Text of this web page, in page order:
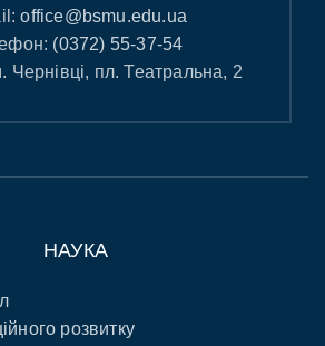
office@bsmu.edu.ua
(0372) 55-37-54
Чернівці, пл. Театральна, 2
НАУКА
розвитку